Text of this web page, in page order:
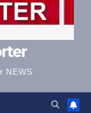
NEWS